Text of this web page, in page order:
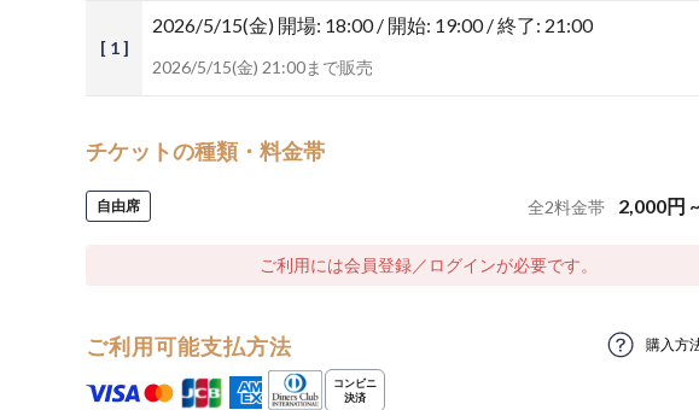
[ 1 ]
2026/5/15(金) 開場: 18:00 / 開始: 19:00 / 終了: 21:00
2026/5/15(金) 21:00まで販売
チケットの種類・料金帯
自由席 全2料金帯 2,000円 ~
ご利用には会員登録／ログインが必要です。
ご利用可能支払方法 購入方